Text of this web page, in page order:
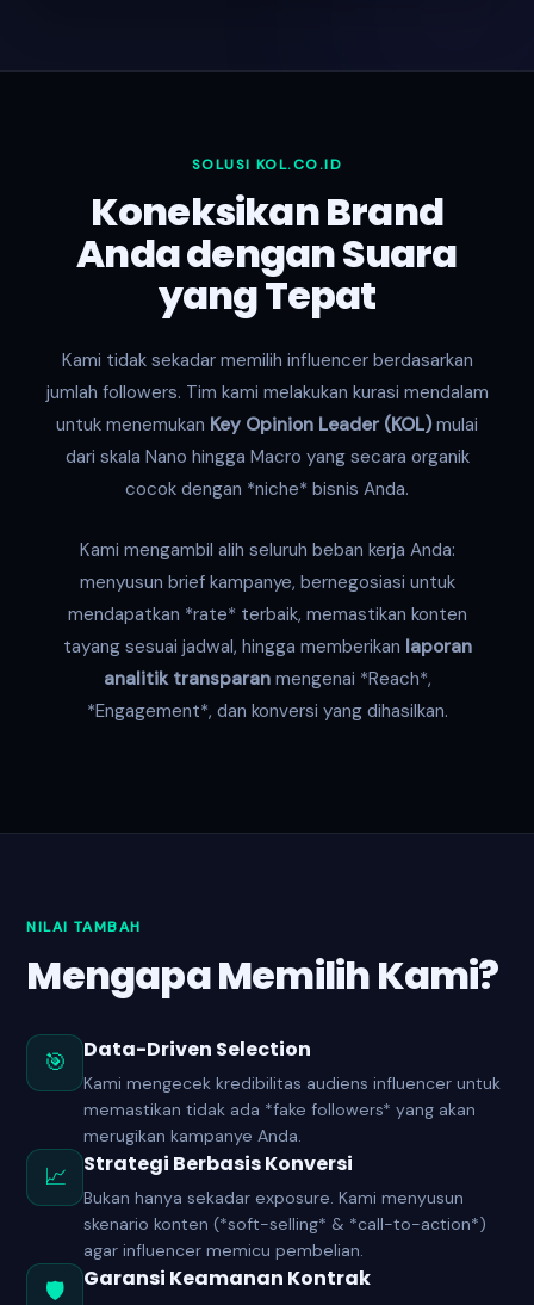
SOLUSI KOL.CO.ID
Koneksikan Brand
Anda dengan Suara
yang Tepat
Kami tidak sekadar memilih influencer berdasarkan
jumlah followers. Tim kami melakukan kurasi mendalam
untuk menemukan Key Opinion Leader (KOL)mulai
dari skala Nano hingga Macro yang secara organik
cocok dengan *niche* bisnis Anda.
Kami mengambil alih seluruh beban kerja Anda:
menyusun brief kampanye, bernegosiasi untuk
mendapatkan *rate* terbaik, memastikan konten
tayang sesuai jadwal, hingga memberikan laporan
analitik transparanmengenai *Reach*,
*Engagement*, dan konversi yang dihasilkan.
NILAI TAMBAH
Mengapa Memilih Kami?
🎯 Data-Driven Selection
Kami mengecek kredibilitas audiens influencer untuk
memastikan tidak ada *fake followers* yang akan
merugikan kampanye Anda.
📈 Strategi Berbasis Konversi
Bukan hanya sekadar exposure. Kami menyusun
skenario konten (*soft-selling* & *call-to-action*)
agar influencer memicu pembelian.
🛡️ Garansi Keamanan Kontrak